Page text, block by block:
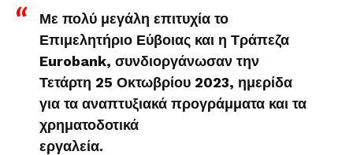
Με πολύ μεγάλη επιτυχία το
Επιμελητήριο Εύβοιας και η Τράπεζα
Eurobank, συνδιοργάνωσαν την
Τετάρτη 25 Οκτωβρίου 2023, ημερίδα
για τα αναπτυξιακά προγράμματα και τα
χρηματοδοτικά
εργαλεία.